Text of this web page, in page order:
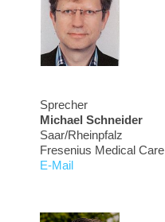
Sprecher
Michael Schneider
Saar/Rheinpfalz
Fresenius Medical Care
E-Mail